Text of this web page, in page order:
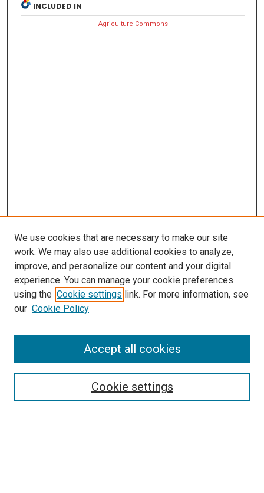
INCLUDED IN
Agriculture Commons
We use cookies that are necessary to make our site
work. We may also use additional cookies to analyze,
improve, and personalize our content and your digital
experience. You can manage your cookie preferences
using the Cookie settings link. For more information, see
our Cookie Policy
Cookie settings
Accept all cookies